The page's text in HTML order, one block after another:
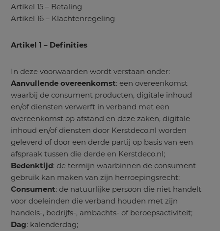
Artikel 15 – Betaling
Artikel 16 – Klachtenregeling
Artikel 1 – Definities
In deze voorwaarden wordt verstaan onder:
Aanvullende overeenkomst: een overeenkomst
waarbij de consument producten, digitale inhoud
en/of diensten verwerft in verband met een
overeenkomst op afstand en deze zaken, digitale
inhoud en/of diensten door Kerstdeco.nl worden
geleverd of door een derde partij op basis van een
afspraak tussen die derde en Kerstdeco.nl;
Bedenktijd: de termijn waarbinnen de consument
gebruik kan maken van zijn herroepingsrecht;
Consument: de natuurlijke persoon die niet handelt
voor doeleinden die verband houden met zijn
handels-, bedrijfs-, ambachts- of beroepsactiviteit;
Dag: kalenderdag;